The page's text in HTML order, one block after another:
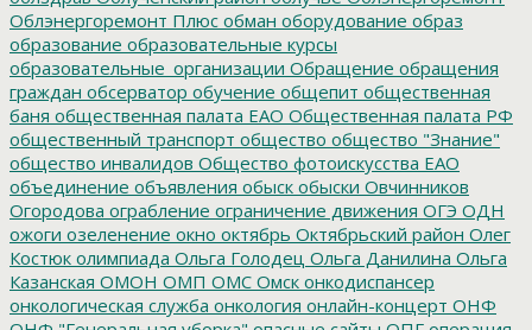
Облэнергоремонт Плюс обман оборудование образ
образование образовательные курсы
образовательные_организации Обращение обращения
граждан обсерватор обучение общепит общественная
баня общественная палата ЕАО Общественная палата РФ
общественный транспорт общество общество "Знание"
общество инвалидов Общество фотоискусства ЕАО
объединение объявления обыск обыски Овчинников
Огородова ограбление ограничение движения ОГЭ ОДН
ожоги озеленение окно октябрь Октябрьский район Олег
Костюк олимпиада Ольга Голодец Ольга Данилина Ольга
Казанская ОМОН ОМП ОМС Омск онкодиспансер
онкологическая служба онкология онлайн-концерт ОНФ